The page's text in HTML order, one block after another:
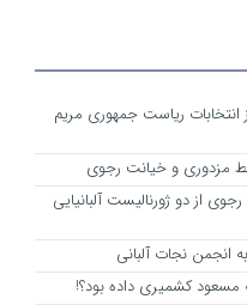
انتخابات ریاست جمهوری مریم
مزدوری و خیانت رجوی
از دو ژورنالیست آلبانیایی
انجمن نجات آلبانی
کشمیری داده بود؟!